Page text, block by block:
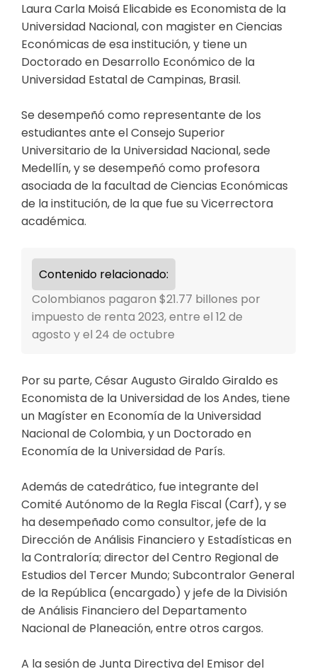
Laura Carla Moisá Elicabide es Economista de la
Universidad Nacional, con magister en Ciencias
Económicas de esa institución, y tiene un
Doctorado en Desarrollo Económico de la
Universidad Estatal de Campinas, Brasil.
Se desempeñó como representante de los
estudiantes ante el Consejo Superior
Universitario de la Universidad Nacional, sede
Medellín, y se desempeñó como profesora
asociada de la facultad de Ciencias Económicas
de la institución, de la que fue su Vicerrectora
académica.
Contenido relacionado:
Colombianos pagaron $21.77 billones por
impuesto de renta 2023, entre el 12 de
agosto y el 24 de octubre
Por su parte, César Augusto Giraldo Giraldo es
Economista de la Universidad de los Andes, tiene
un Magíster en Economía de la Universidad
Nacional de Colombia, y un Doctorado en
Economía de la Universidad de París.
Además de catedrático, fue integrante del
Comité Autónomo de la Regla Fiscal (Carf), y se
ha desempeñado como consultor, jefe de la
Dirección de Análisis Financiero y Estadísticas en
la Contraloría; director del Centro Regional de
Estudios del Tercer Mundo; Subcontralor General
de la República (encargado) y jefe de la División
de Análisis Financiero del Departamento
Nacional de Planeación, entre otros cargos.
A la sesión de Junta Directiva del Emisor del